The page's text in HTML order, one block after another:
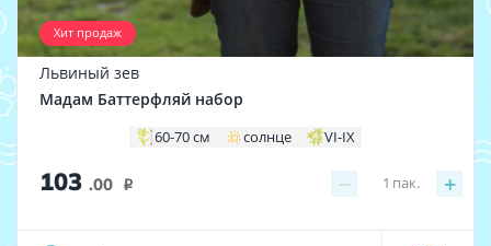
Хит продаж
Львиный зев
Мадам Баттерфляй набор
60-70 см солнце VI-IX
103 .00 i − +
1 пак.